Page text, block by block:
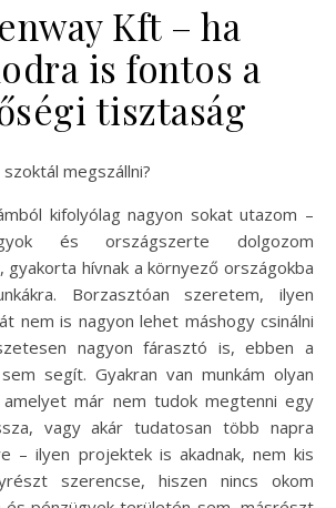
Kft – ha
is fontos a
tisztaság
szoktál megszállni?
kifolyólag nagyon sokat utazom –
és országszerte dolgozom
gyakorta hívnak a környező országokba
Borzasztóan szeretem, ilyen
nem is nagyon lehet máshogy csinálni
nagyon fárasztó is, ebben a
segít. Gyakran van munkám olyan
amelyet már nem tudok megtenni egy
vagy akár tudatosan több napra
– ilyen projektek is akadnak, nem kis
szerencse, hiszen nincs okom